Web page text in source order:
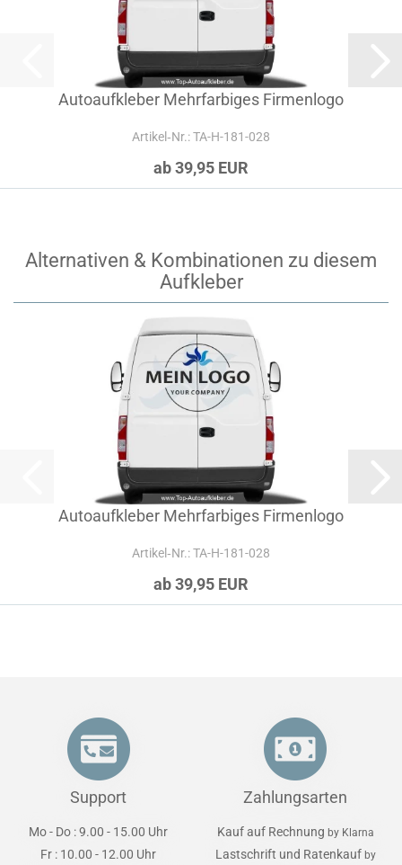
Autoaufkleber Mehrfarbiges Firmenlogo
Artikel‑Nr.: TA-H-181-028
ab 39,95 EUR
Alternativen & Kombinationen zu diesem
Aufkleber
Autoaufkleber Mehrfarbiges Firmenlogo
Artikel‑Nr.: TA-H-181-028
ab 39,95 EUR
Support
Mo - Do : 9.00 - 15.00 Uhr
Fr : 10.00 - 12.00 Uhr
Zahlungsarten
Kauf auf Rechnung by Klarna
Lastschrift und Ratenkauf by